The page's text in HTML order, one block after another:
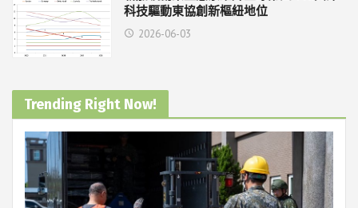
科技驅動東協創新樞紐地位
2026-06-03
Trending Right Now!